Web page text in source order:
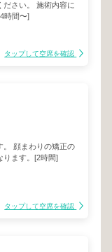
ださい。 施術内容に
時間〜]
タップして空席を確認
。 顔まわりの矯正の
ります。[2時間]
タップして空席を確認